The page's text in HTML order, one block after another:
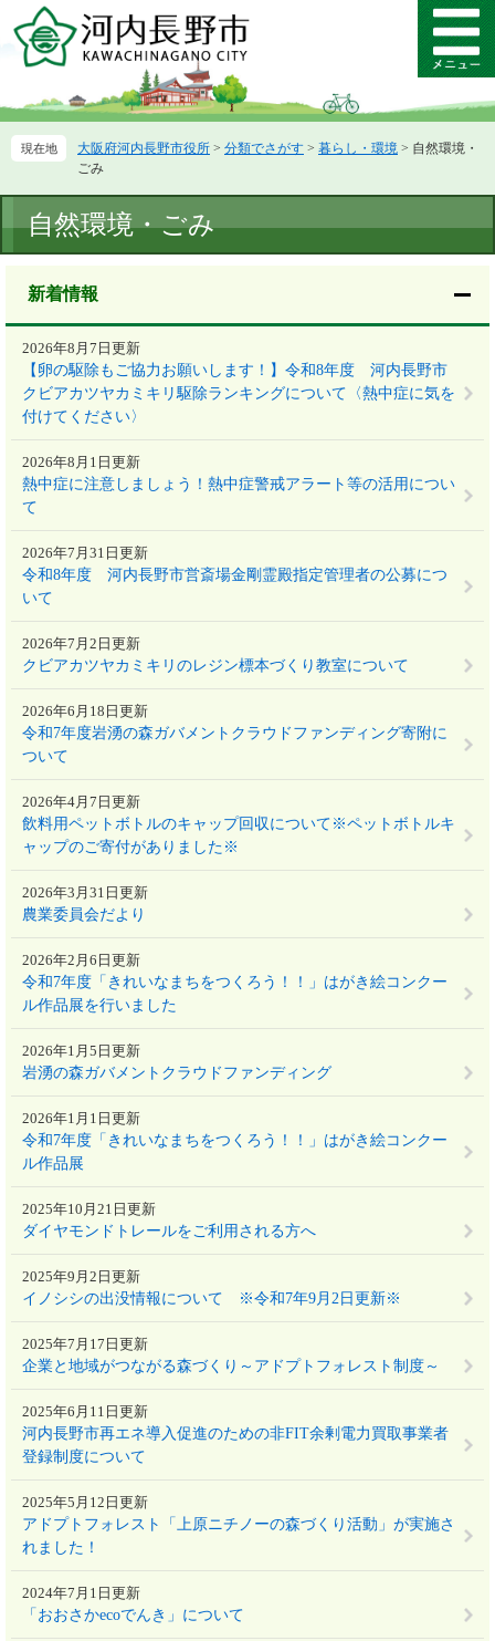
ー
先
ニ
を
て
メ
ニ
ー
大阪府河内長野市役所 > 分類でさがす > 暮らし・環境 > 自然環境・
ごみ
文
自然環境・ごみ
新着情報
【卵の駆除もご協力お願いします！】令和8年度 河内長野市
クビアカツヤカミキリ駆除ランキングについて〈熱中症に気を
付けてください〉
2026年8月7日更新
熱中症に注意しましょう！熱中症警戒アラート等の活用につい
て
2026年8月1日更新
令和8年度 河内長野市営斎場金剛霊殿指定管理者の公募につ
いて
2026年7月31日更新
クビアカツヤカミキリのレジン標本づくり教室について
2026年7月2日更新
令和7年度岩湧の森ガバメントクラウドファンディング寄附に
ついて
2026年6月18日更新
飲料用ペットボトルのキャップ回収について※ペットボトルキ
ャップのご寄付がありました※
2026年4月7日更新
農業委員会だより
2026年3月31日更新
令和7年度「きれいなまちをつくろう！！」はがき絵コンクー
ル作品展を行いました
2026年2月6日更新
岩湧の森ガバメントクラウドファンディング
2026年1月5日更新
令和7年度「きれいなまちをつくろう！！」はがき絵コンクー
ル作品展
2026年1月1日更新
ダイヤモンドトレールをご利用される方へ
2025年10月21日更新
イノシシの出没情報について ※令和7年9月2日更新※
2025年9月2日更新
企業と地域がつながる森づくり～アドプトフォレスト制度～
2025年7月17日更新
河内長野市再エネ導入促進のための非FIT余剰電力買取事業者
登録制度について
2025年6月11日更新
アドプトフォレスト「上原ニチノーの森づくり活動」が実施さ
れました！
2025年5月12日更新
「おおさかecoでんき」について
2024年7月1日更新